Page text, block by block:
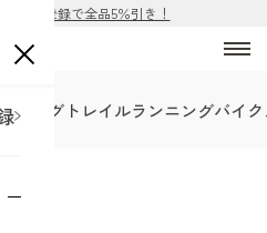
の会員登録で全品5％引き！
キング トレイルランニングバイク
30